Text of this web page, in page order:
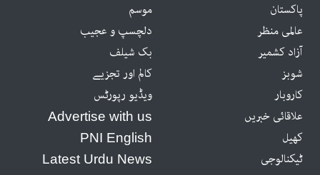
پاکستان
عالمی منظر
آزاد کشمیر
شوبز
کاروبار
علاقائی خبریں
کھیل
ٹیکنالوجی
موسم
دلچسپ و عجیب
بک شیلف
کالم اور تجزیے
ویڈیو رپورٹس
Advertise with us
PNI English
Latest Urdu News